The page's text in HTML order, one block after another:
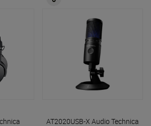
AT2020USB-X Audio Technica